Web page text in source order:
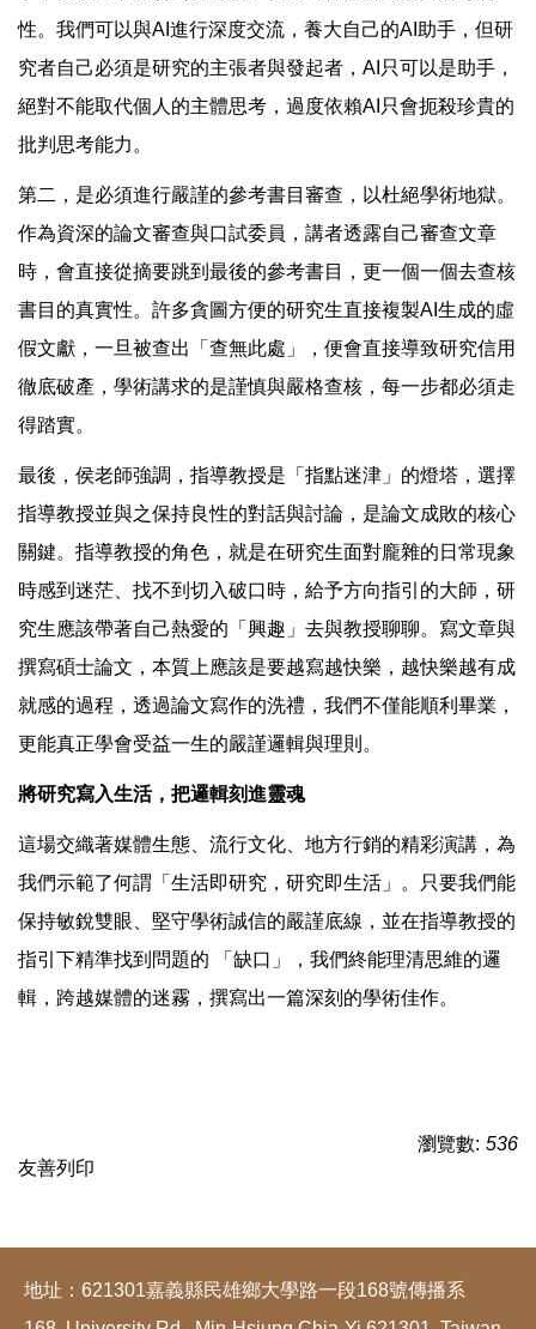
性。我們可以與AI進行深度交流，養大自己的AI助手，但研
究者自己必須是研究的主張者與發起者，AI只可以是助手，
絕對不能取代個人的主體思考，過度依賴AI只會扼殺珍貴的
批判思考能力。
第二，是必須進行嚴謹的參考書目審查，以杜絕學術地獄。
作為資深的論文審查與口試委員，講者透露自己審查文章
時，會直接從摘要跳到最後的參考書目，更一個一個去查核
書目的真實性。許多貪圖方便的研究生直接複製AI生成的虛
假文獻，一旦被查出「查無此處」，便會直接導致研究信用
徹底破產，學術講求的是謹慎與嚴格查核，每一步都必須走
得踏實。
最後，侯老師強調，指導教授是「指點迷津」的燈塔，選擇
指導教授並與之保持良性的對話與討論，是論文成敗的核心
關鍵。指導教授的角色，就是在研究生面對龐雜的日常現象
時感到迷茫、找不到切入破口時，給予方向指引的大師，研
究生應該帶著自己熱愛的「興趣」去與教授聊聊。寫文章與
撰寫碩士論文，本質上應該是要越寫越快樂，越快樂越有成
就感的過程，透過論文寫作的洗禮，我們不僅能順利畢業，
更能真正學會受益一生的嚴謹邏輯與理則。
將研究寫入生活，把邏輯刻進靈魂
這場交織著媒體生態、流行文化、地方行銷的精彩演講，為
我們示範了何謂「生活即研究，研究即生活」。只要我們能
保持敏銳雙眼、堅守學術誠信的嚴謹底線，並在指導教授的
指引下精準找到問題的 「缺口」，我們終能理清思維的邏
輯，跨越媒體的迷霧，撰寫出一篇深刻的學術佳作。
瀏覽數: 536
友善列印
地址：621301嘉義縣民雄鄉大學路一段168號傳播系